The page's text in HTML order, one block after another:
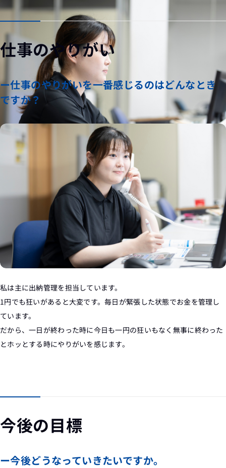
仕事のやりがい
ー仕事のやりがいを一番感じるのはどんなとき
ですか？
私は主に出納管理を担当しています。
1円でも狂いがあると大変です。毎日が緊張した状態でお金を管理し
ています。
だから、一日が終わった時に今日も一円の狂いもなく無事に終わった
とホッとする時にやりがいを感じます。
今後の目標
ー今後どうなっていきたいですか。